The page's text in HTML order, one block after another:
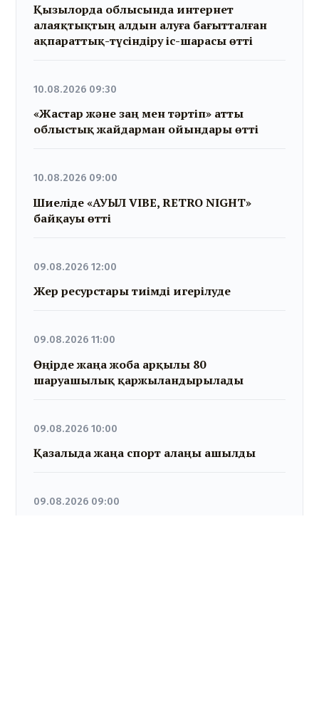
Қызылорда облысында интернет
алаяқтықтың алдын алуға бағытталған
ақпараттық-түсіндіру іс-шарасы өтті
10.08.2026 09:30
«Жастар және заң мен тәртіп» атты
облыстық жайдарман ойындары өтті
10.08.2026 09:00
Шиеліде «АУЫЛ VIBE, RETRO NIGHT»
байқауы өтті
09.08.2026 12:00
Жер ресурстары тиімді игерілуде
09.08.2026 11:00
Өңірде жаңа жоба арқылы 80
шаруашылық қаржыландырылады
09.08.2026 10:00
Қазалыда жаңа спорт алаңы ашылды
09.08.2026 09:00